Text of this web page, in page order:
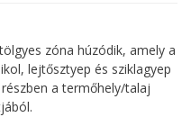
zóna húzódik, amely a
lejtősztyep és sziklagyep
a termőhely/talaj